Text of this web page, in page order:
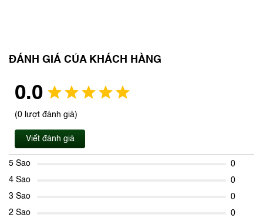
ĐÁNH GIÁ CỦA KHÁCH HÀNG
0.0
(0 lượt đánh giá)
Viết đánh giá
5 Sao
0
4 Sao
0
3 Sao
0
2 Sao
0